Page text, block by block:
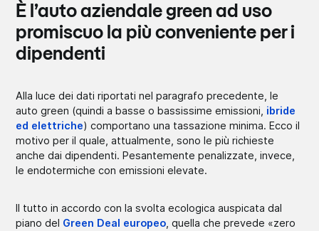
È l’auto aziendale green ad uso
promiscuo la più conveniente per i
dipendenti
Alla luce dei dati riportati nel paragrafo precedente, le
auto green (quindi a basse o bassissime emissioni, ibride
ed elettriche) comportano una tassazione minima. Ecco il
motivo per il quale, attualmente, sono le più richieste
anche dai dipendenti. Pesantemente penalizzate, invece,
le endotermiche con emissioni elevate.
Il tutto in accordo con la svolta ecologica auspicata dal
piano del Green Deal europeo , quella che prevede «zero